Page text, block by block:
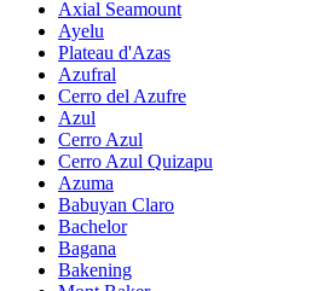
Axial Seamount
Ayelu
Plateau d'Azas
Azufral
Cerro del Azufre
Azul
Cerro Azul
Cerro Azul Quizapu
Azuma
Babuyan Claro
Bachelor
Bagana
Bakening